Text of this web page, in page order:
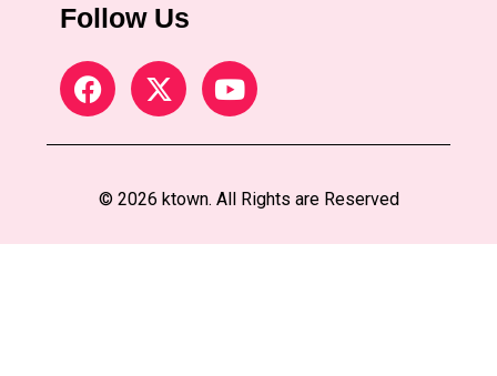
Follow Us
© 2026 ktown. All Rights are Reserved